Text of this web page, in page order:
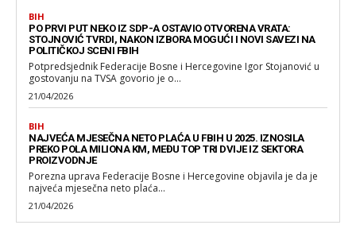
BIH
PO PRVI PUT NEKO IZ SDP-A OSTAVIO OTVORENA VRATA:
STOJNOVIĆ TVRDI, NAKON IZBORA MOGUĆI I NOVI SAVEZI NA
POLITIČKOJ SCENI FBIH
Potpredsjednik Federacije Bosne i Hercegovine Igor Stojanović u
gostovanju na TVSA govorio je o...
21/04/2026
BIH
NAJVEĆA MJESEČNA NETO PLAĆA U FBIH U 2025. IZNOSILA
PREKO POLA MILIONA KM, MEĐU TOP TRI DVIJE IZ SEKTORA
PROIZVODNJE
Porezna uprava Federacije Bosne i Hercegovine objavila je da je
najveća mjesečna neto plaća...
21/04/2026